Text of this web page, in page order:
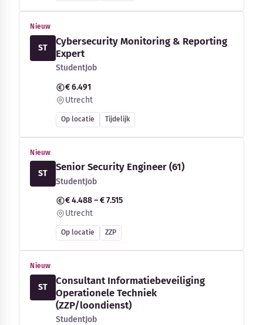
Nieuw
ST
Cybersecurity Monitoring & Reporting
Expert
StudentJob
€ 6.491
Utrecht
Op locatie Tijdelijk
Nieuw
ST
Senior Security Engineer (61)
StudentJob
€ 4.488 – € 7.515
Utrecht
Op locatie ZZP
Nieuw
ST
Consultant Informatiebeveiliging
Operationele Techniek
(ZZP/loondienst)
StudentJob